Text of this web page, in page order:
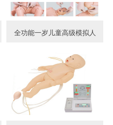
全功能一岁儿童高级模拟人